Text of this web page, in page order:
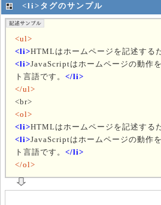
<li>タグのサンプル
<ul>
<li>HTMLはホームページを記述する
<li>JavaScriptはホームページの動作
ト言語です。 </li>
</ul>
<br>
<ol>
<li>HTMLはホームページを記述する
<li>JavaScriptはホームページの動作
ト言語です。 </li>
</ol>